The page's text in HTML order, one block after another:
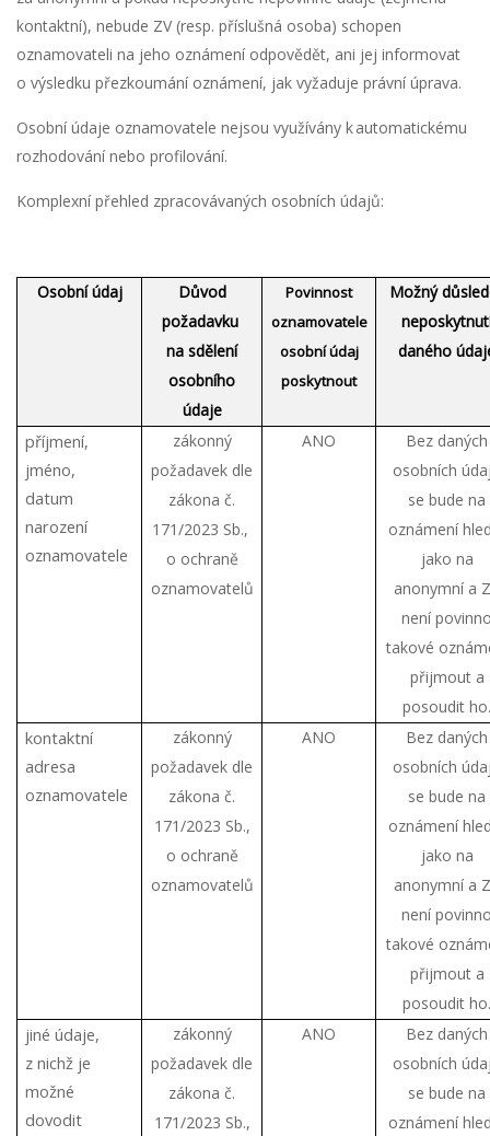
kontaktní), nebude ZV (resp. příslušná osoba) schopen
oznamovateli na jeho oznámení odpovědět, ani jej informovat
o výsledku přezkoumání oznámení, jak vyžaduje právní úprava.
Osobní údaje oznamovatele nejsou využívány k automatickému
rozhodování nebo profilování.
Komplexní přehled zpracovávaných osobních údajů:
Osobní údaj
Důvod
požadavku
na sdělení
osobního
údaje
Povinnost
oznamovatele
osobní údaj
poskytnout
Možný
daného
příjmení,
jméno,
datum
narození
oznamovatele
zákonný
požadavek dle
zákona č.
171/2023 Sb.,
o ochraně
oznamovatelů
ANO
Bez daných
osobních
se bude na
oznámení
jako na
anonymní a
není
takové
přijmout a
posoudit ho.
kontaktní
adresa
oznamovatele
zákonný
požadavek dle
zákona č.
171/2023 Sb.,
o ochraně
oznamovatelů
ANO
Bez daných
osobních
se bude na
oznámení
jako na
anonymní a
není
takové
přijmout a
posoudit ho.
jiné údaje,
z nichž je
možné
dovodit
zákonný
požadavek dle
zákona č.
171/2023 Sb.,
ANO
Bez daných
osobních
se bude na
oznámení